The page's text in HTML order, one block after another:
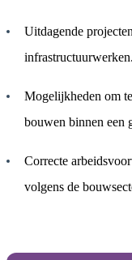
Uitdagende
infrastructuurwerken.
Mogelijkheden om
bouwen binnen een
Correcte
volgens de